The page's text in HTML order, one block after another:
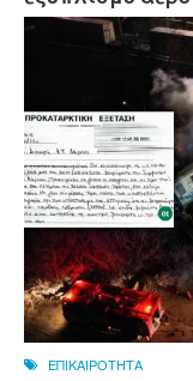
ΕΠΙΚΑΙΡΟΤΗΤΑ